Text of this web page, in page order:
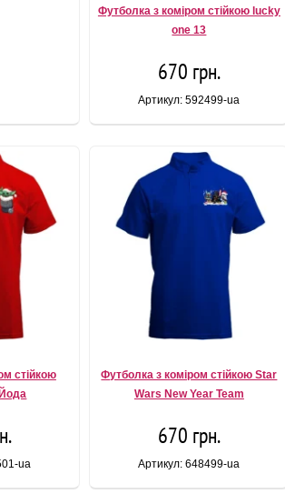
Футболка з коміром стійкою lucky
one 13
670 грн.
Артикул: 592499-ua
стійкою
ua
Футболка з коміром стійкою Star
Wars New Year Team
670 грн.
Артикул: 648499-ua